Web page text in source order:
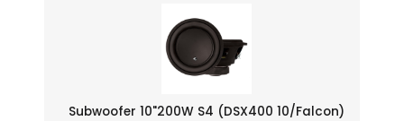
Subwoofer 10"200W S4 (DSX400 10/Falcon)